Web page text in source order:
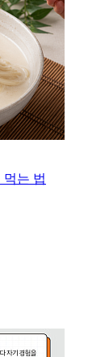
먹는 법